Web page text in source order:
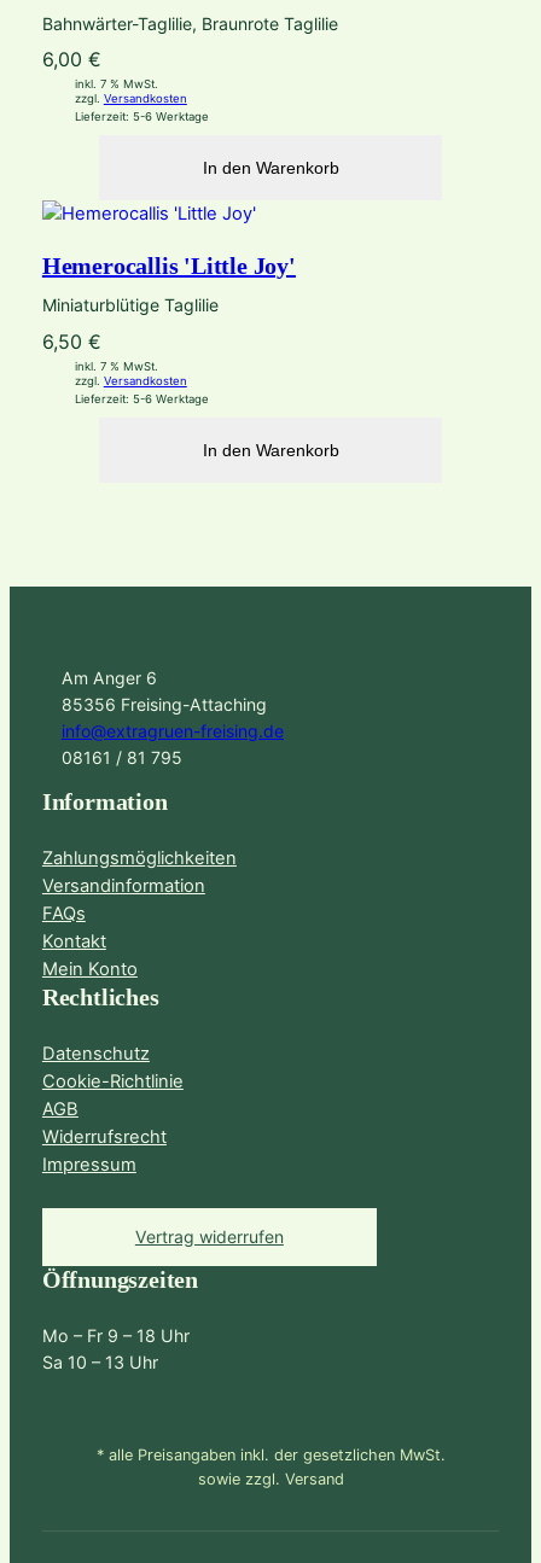
Bahnwärter-Taglilie, Braunrote Taglilie
6,00 €
inkl. 7 % MwSt.
zzgl. Versandkosten
Lieferzeit: 5-6 Werktage
In den Warenkorb
Hemerocallis 'Little Joy'
Miniaturblütige Taglilie
6,50 €
inkl. 7 % MwSt.
zzgl. Versandkosten
Lieferzeit: 5-6 Werktage
In den Warenkorb
Am Anger 6
85356 Freising-Attaching
info@extragruen-freising.de
08161 / 81 795
Information
Zahlungsmöglichkeiten
Versandinformation
FAQs
Kontakt
Mein Konto
Rechtliches
Datenschutz
Cookie-Richtlinie
AGB
Widerrufsrecht
Impressum
Vertrag widerrufen
Öffnungszeiten
Mo – Fr 9 – 18 Uhr
Sa 10 – 13 Uhr
* alle Preisangaben inkl. der gesetzlichen MwSt.
sowie zzgl. Versand